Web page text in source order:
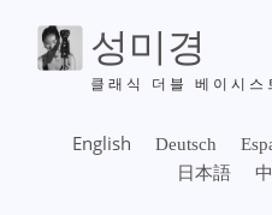
성미경
클래식 더블 베이시스
English Deutsch
日本語